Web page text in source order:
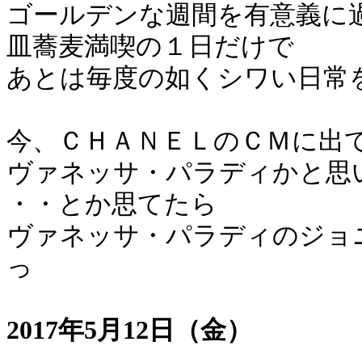
ゴールデンな週間を有意義に
皿蕎麦満喫の１日だけで
あとは毎度の如くシワい日常
今、ＣＨＡＮＥＬのＣＭに出
ヴァネッサ・パラディかと
・・とか思てたら
ヴァネッサ・パラディのジ
っ
2017年5月12日（金）